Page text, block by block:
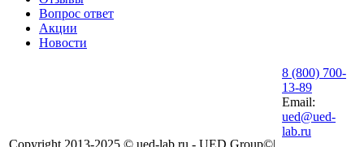
Вопрос ответ
Акции
Новости
Copyright 2013-2025 © ued-lab.ru - UED Group©|
8 (800) 700-
13-89
Email:
ued@ued-
lab.ru